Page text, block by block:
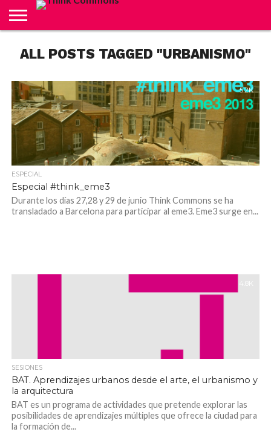
CARRITO
CONTACTO
CRÉDITOS
FINALIZAR
COMPRA
INICIO
LIVE
MI
CUENTA
TIENDA
ALL POSTS TAGGED "URBANISMO"
5.2K
ESPECIAL
Especial #think_eme3
Durante los días 27,28 y 29 de junio Think Commons se ha
transladado a Barcelona para participar al eme3. Eme3 surge en...
4.8K
SESIONES
BAT. Aprendizajes urbanos desde el arte, el urbanismo y
la arquitectura
BAT es un programa de actividades que pretende explorar las
posibilidades de aprendizajes múltiples que ofrece la ciudad para
la formación de...